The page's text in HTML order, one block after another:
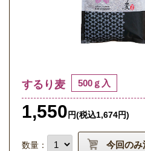
するり麦 500ｇ入
1,550 円(税込1,674円)
数量：